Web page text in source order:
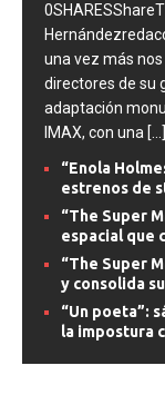
una vez más
directores de su
adaptación
IMAX, con una [...]
“Enola
estrenos de
“The Super
espacial
“The Super
y consolida
“Un poeta”:
la impostura